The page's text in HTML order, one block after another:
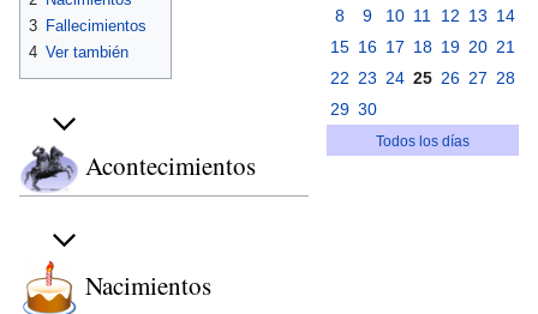
8
9 10 11 12 13 14
15 16 17 18 19 20 21
22 23 24 25 26 27 28
29 30
Todos los días
3 Fallecimientos
4 Ver también
Acontecimientos
Nacimientos